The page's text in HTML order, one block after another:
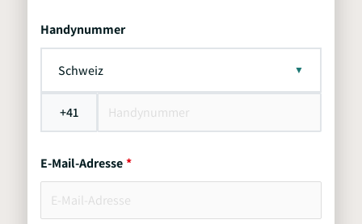
Handynummer
Schweiz
+41
E-Mail-Adresse